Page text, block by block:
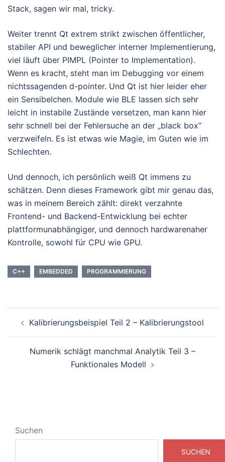
Stack, sagen wir mal, tricky.
Weiter trennt Qt extrem strikt zwischen öffentlicher,
stabiler API und beweglicher interner Implementierung,
viel läuft über PIMPL (Pointer to Implementation).
Wenn es kracht, steht man im Debugging vor einem
nichtssagenden d-pointer. Und Qt ist hier leider eher
ein Sensibelchen. Module wie BLE lassen sich sehr
leicht in instabile Zustände versetzen, man kann hier
sehr schnell bei der Fehlersuche an der „black box“
verzweifeln. Es ist etwas wie Magie, im Guten wie im
Schlechten.
Und dennoch, ich persönlich weiß Qt immens zu
schätzen. Denn dieses Framework gibt mir genau das,
was in meinem Bereich zählt: direkt verzahnte
Frontend- und Backend-Entwicklung bei echter
plattformunabhängiger, und dennoch hardwarenaher
Kontrolle, sowohl für CPU wie GPU.
C++ EMBEDDED PROGRAMMIERUNG
Kalibrierungsbeispiel Teil 2 – Kalibrierungstool
Numerik schlägt manchmal Analytik Teil 3 –
Funktionales Modell
Suchen
SUCHEN